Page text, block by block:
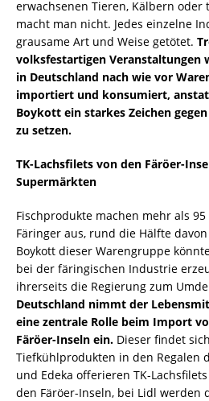
erwachsenen Tieren, Kälbern oder
macht man nicht. Jedes einzelne
grausame Art und Weise getötet.
volksfestartigen Veranstaltungen
in Deutschland nach wie vor
importiert und konsumiert,
Boykott ein starkes Zeichen
zu setzen.
TK-Lachsfilets von den Färöer-
Supermärkten
Fischprodukte machen mehr als
Färinger aus, rund die Hälfte
Boykott dieser Warengruppe
bei der färingischen Industrie
ihrerseits die Regierung zum
Deutschland nimmt der
eine zentrale Rolle beim Import
Färöer-Inseln ein. Dieser findet
Tiefkühlprodukten in den Regalen
und Edeka offerieren TK-
den Färöer-Inseln, bei Lidl werden